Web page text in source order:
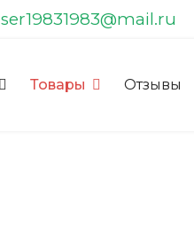
ser19831983@mail.ru
Товары Отзывы